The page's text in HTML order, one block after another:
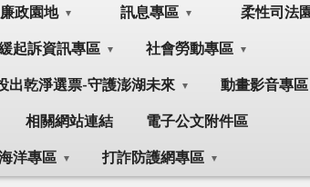
廉政園地 訊息專區 柔性司法
起訴資訊專區 社會勞動專區
出乾淨選票-守護澎湖未來 動畫影音專區
相關網站連結 電子公文附件區
洋專區 打詐防護網專區